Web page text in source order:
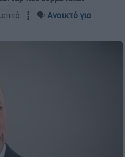
λεπτό ┋ 🗣️ Ανοικτό για